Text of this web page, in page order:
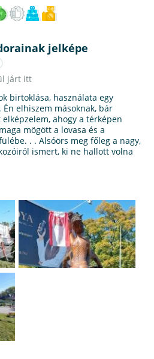
jelképe
járt itt
birtoklása, használata egy
elhiszem másoknak, bár
ahogy a térképen
mögött a lovasa és a
. . Alsóörs meg főleg a nagy,
ismert, ki ne hallott volna